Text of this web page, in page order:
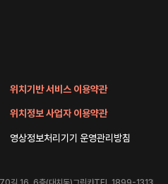
위치기반 서비스 이용약관
위치정보 사업자 이용약관
영상정보처리기기 운영관리방침